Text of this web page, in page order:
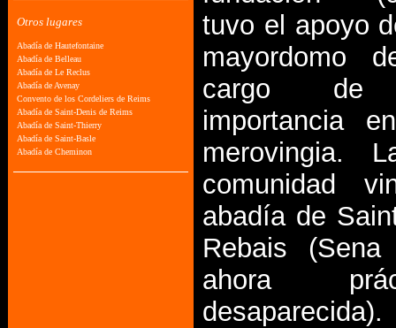
tuvo el apoyo
mayordomo
cargo de
importancia
merovingia.
comunidad
abadía de
Rebais
ahora